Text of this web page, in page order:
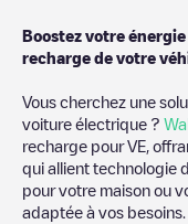
Boostez votre
recharge de votre
Vous cherchez une
voiture électrique ?
recharge pour VE,
qui allient technologie
pour votre maison ou
adaptée à vos besoins.